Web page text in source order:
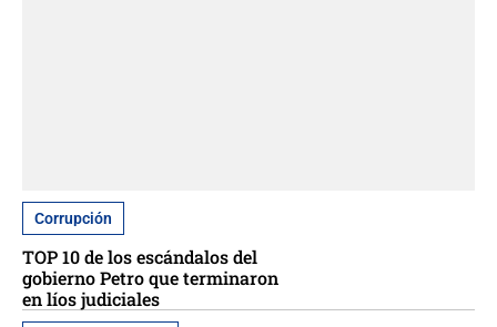
Corrupción
TOP 10 de los escándalos del
gobierno Petro que terminaron
en líos judiciales